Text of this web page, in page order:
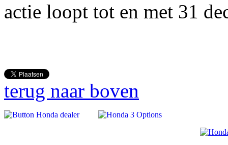
actie loopt tot en met 31
terug naar boven